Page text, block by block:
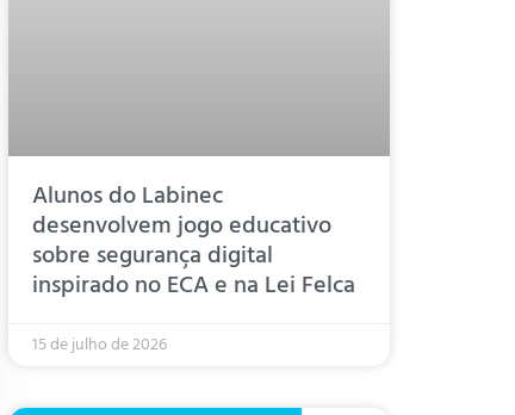
Alunos do Labinec
desenvolvem jogo educativo
sobre segurança digital
inspirado no ECA e na Lei Felca
15 de julho de 2026